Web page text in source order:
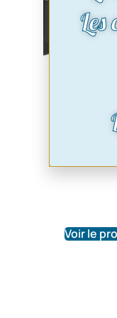
Voir le